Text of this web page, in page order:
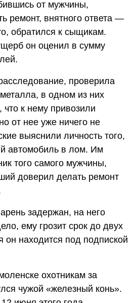
от мужчины,
ремонт, внятного ответа —
обратился к сыщикам.
он оценил в сумму
проверила
в одном из них
что к нему привозили
от нее уже ничего не
выяснили личность того,
автомобиль в лом. Им
того самого мужчины,
доверил делать ремонт
задержан, на него
ему грозит срок до двух
он находится под подпиской
охотникам за
чужой «железный конь».